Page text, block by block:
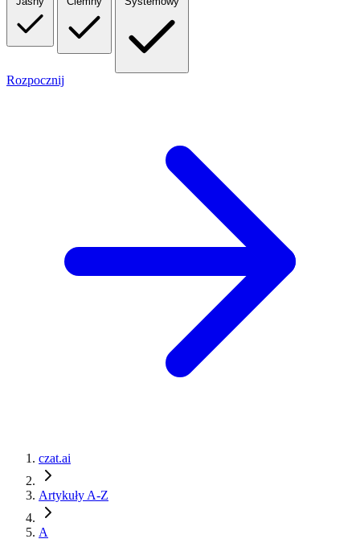
Rozpocznij
czat.ai
Artykuły A-Z
A